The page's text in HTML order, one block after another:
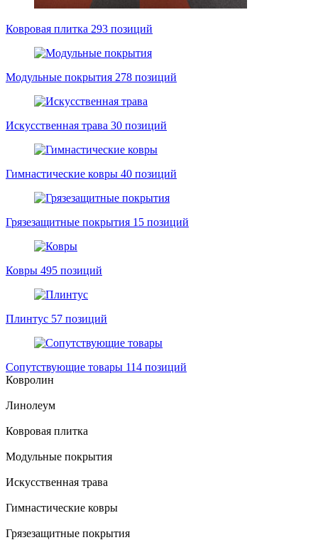
Ковровая плитка 293 позиций
Модульные покрытия 278 позиций
Искусственная трава 30 позиций
Гимнастические ковры 40 позиций
Грязезащитные покрытия 15 позиций
Ковры 495 позиций
Плинтус 57 позиций
Сопутствующие товары 114 позиций
Ковролин
Линолеум
Ковровая плитка
Модульные покрытия
Искусственная трава
Гимнастические ковры
Грязезащитные покрытия